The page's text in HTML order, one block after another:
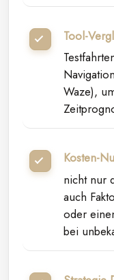
Tool-
Waze),
Kosten-
nicht nur
auch
oder
bei